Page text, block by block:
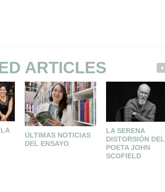
ARTICLES
ÚLTIMAS NOTICIAS
DEL ENSAYO
LA SERENA
DISTORSIÓN DEL
POETA JOHN
SCOFIELD